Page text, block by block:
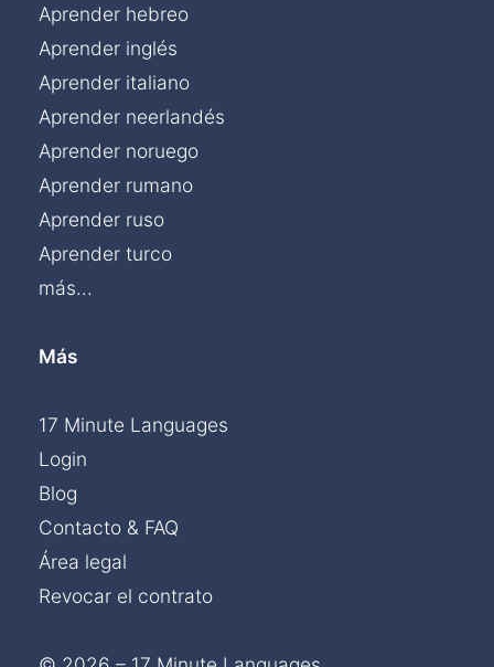
Aprender hebreo
Aprender inglés
Aprender italiano
Aprender neerlandés
Aprender noruego
Aprender rumano
Aprender ruso
Aprender turco
más...
Más
17 Minute Languages
Login
Blog
Contacto & FAQ
Área legal
Revocar el contrato